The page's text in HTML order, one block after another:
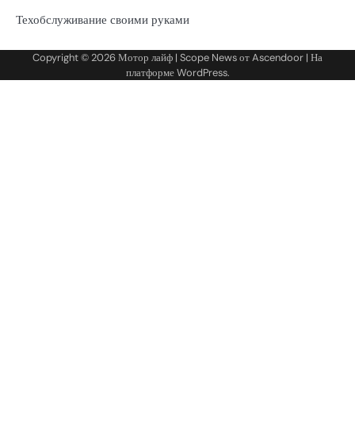
Техобслуживание своими руками
Copyright © 2026Мотор лайф | Scope News отAscendoor | На
платформеWordPress.